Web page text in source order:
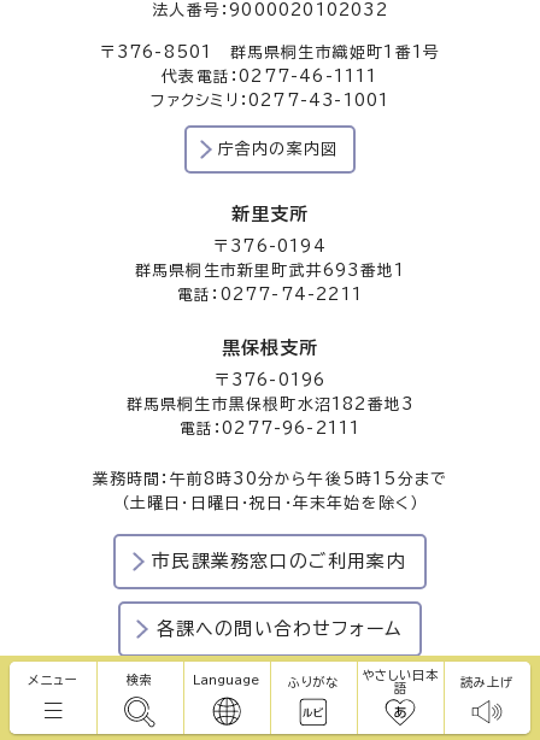
メニュー 検索 Language ふりがな
やさしい日本
語
読み上げ
法人番号：9000020102032
〒376-8501 群馬県桐生市織姫町1番1号
代表電話：0277-46-1111
ファクシミリ：0277-43-1001
庁舎内の案内図
新里支所
〒376-0194
群馬県桐生市新里町武井693番地1
電話：0277-74-2211
黒保根支所
〒376-0196
群馬県桐生市黒保根町水沼182番地3
電話：0277-96-2111
業務時間：午前8時30分から午後5時15分まで
（土曜日・日曜日・祝日・年末年始を除く）
市民課業務窓口のご利用案内
各課への問い合わせフォーム
Copyright © Kiryu City. All rights reserved.